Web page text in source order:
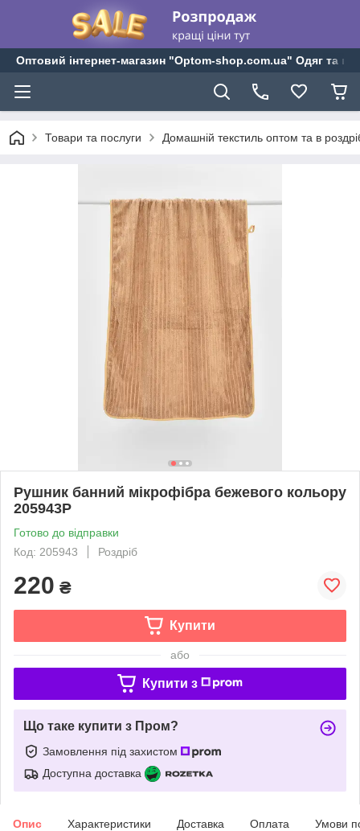
Оптовий інтернет-магазин "Optom-shop.com.ua" Одяг та
Товари та послуги Домашній текстиль оптом та в
Рушник банний мікрофібра бежевого кольору
205943P
Готово до відправки
Код: 205943
Роздріб
220 ₴
Купити
або
Купити з
Що таке купити з Пром?
Замовлення під захистом
Доступна доставка
Опис Характеристики Доставка Оплата Умови